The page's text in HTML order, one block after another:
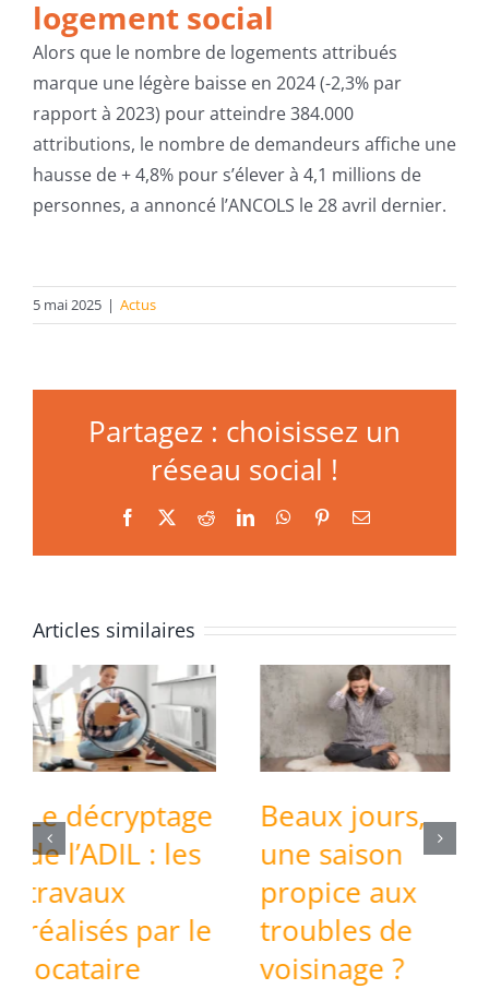
logement social
Alors que le nombre de logements attribués
marque une légère baisse en 2024 (-2,3% par
rapport à 2023) pour atteindre 384.000
attributions, le nombre de demandeurs affiche une
hausse de + 4,8% pour s’élever à 4,1 millions de
personnes, a annoncé l’ANCOLS le 28 avril dernier.
5 mai 2025 | Actus
Partagez : choisissez un
réseau social !
Facebook RedditLinkedInWhatsApp
PinterestEmail
Articles similaires
Beaux jours,
une saison
propice aux
troubles de
voisinage ?
Le décryptage
de l’ADIL : La
sous-location
3 juillet 2026